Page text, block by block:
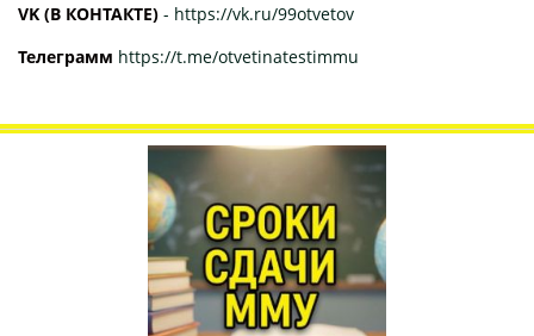
VK (В КОНТАКТЕ) - https://vk.ru/99otvetov
Телеграмм https://t.me/otvetinatestimmu